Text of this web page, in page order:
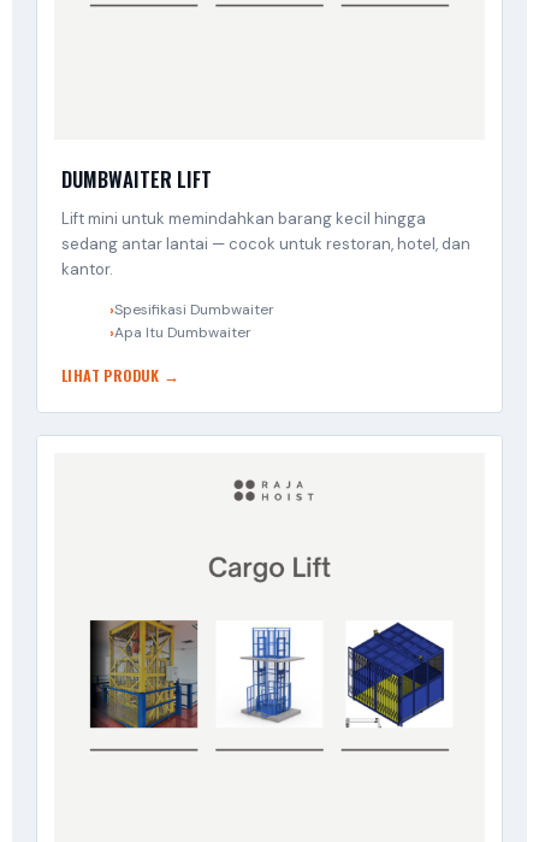
DUMBWAITER LIFT
Lift mini untuk memindahkan barang kecil hingga
sedang antar lantai — cocok untuk restoran, hotel, dan
kantor.
Spesifikasi Dumbwaiter
Apa Itu Dumbwaiter
LIHAT PRODUK →